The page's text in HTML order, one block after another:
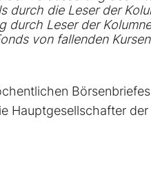
durch die Leser der
durch Leser der
von fallenden
Börsenbriefes
Hauptgesellschafter